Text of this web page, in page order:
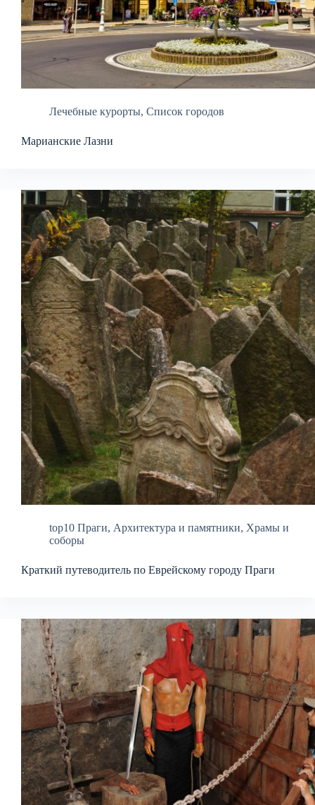
Лечебные курорты, Список городов
Марианские Лазни
top10 Праги, Архитектура и памятники, Храмы и
соборы
Краткий путеводитель по Еврейскому городу Праги